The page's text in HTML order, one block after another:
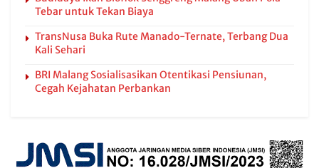
Tebar untuk Tekan Biaya
TransNusa Buka Rute Manado-Ternate, Terbang Dua
Kali Sehari
BRI Malang Sosialisasikan Otentikasi Pensiunan,
Cegah Kejahatan Perbankan